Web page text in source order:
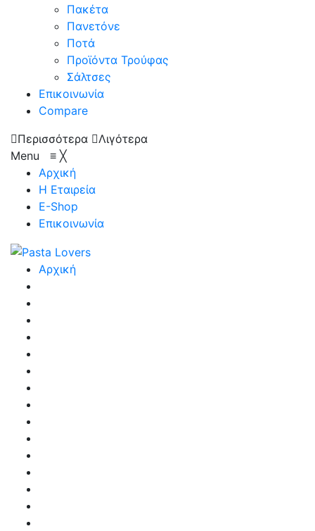
Πακέτα
Πανετόνε
Ποτά
Προϊόντα Τρούφας
Σάλτσες
Επικοινωνία
Compare
Περισσότερα
Λιγότερα
Menu ≡ ╳
Αρχική
Η Εταιρεία
E-Shop
Επικοινωνία
Αρχική